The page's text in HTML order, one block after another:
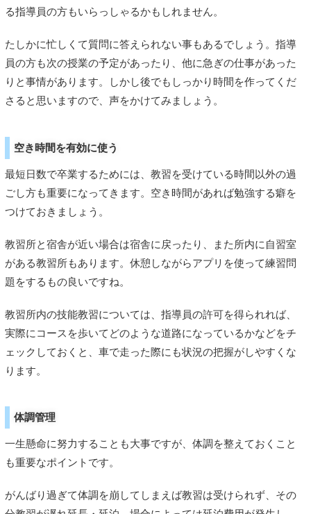
る指導員の方もいらっしゃるかもしれません。
たしかに忙しくて質問に答えられない事もあるでしょう。指導
員の方も次の授業の予定があったり、他に急ぎの仕事があった
りと事情があります。しかし後でもしっかり時間を作ってくだ
さると思いますので、声をかけてみましょう。
空き時間を有効に使う
最短日数で卒業するためには、教習を受けている時間以外の過
ごし方も重要になってきます。空き時間があれば勉強する癖を
つけておきましょう。
教習所と宿舎が近い場合は宿舎に戻ったり、また所内に自習室
がある教習所もあります。休憩しながらアプリを使って練習問
題をするもの良いですね。
教習所内の技能教習については、指導員の許可を得られれば、
実際にコースを歩いてどのような道路になっているかなどをチ
ェックしておくと、車で走った際にも状況の把握がしやすくな
ります。
体調管理
一生懸命に努力することも大事ですが、体調を整えておくこと
も重要なポイントです。
がんばり過ぎて体調を崩してしまえば教習は受けられず、その